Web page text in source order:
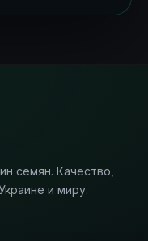
семян. Качество,
и миру.